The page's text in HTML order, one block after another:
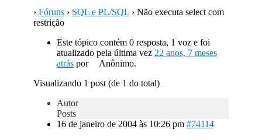
› Fóruns › SQL e PL/SQL › Não executa select com
restrição
Este tópico contém 0 resposta, 1 voz e foi
atualizado pela última vez 22 anos, 7 meses
atráspor
Anônimo.
Visualizando 1 post (de 1 do total)
Autor
Posts
16 de janeiro de 2004 às 10:26 pm #74114